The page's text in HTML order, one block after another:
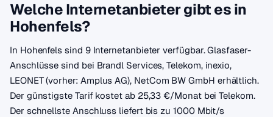
Welche Internetanbieter gibt es in
Hohenfels?
In Hohenfels sind 9 Internetanbieter verfügbar. Glasfaser-
Anschlüsse sind bei Brandl Services, Telekom, inexio,
LEONET (vorher: Amplus AG), NetCom BW GmbH erhältlich.
Der günstigste Tarif kostet ab 25,33 €/Monat bei Telekom.
Der schnellste Anschluss liefert bis zu 1000 Mbit/s